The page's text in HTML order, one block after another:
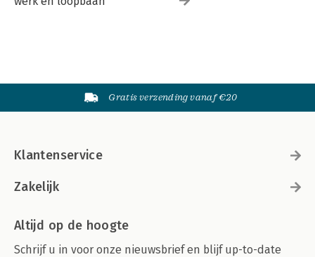
Gratis verzending vanaf €20
Klantenservice
Zakelijk
Altijd op de hoogte
Schrijf u in voor onze nieuwsbrief en blijf up-to-date